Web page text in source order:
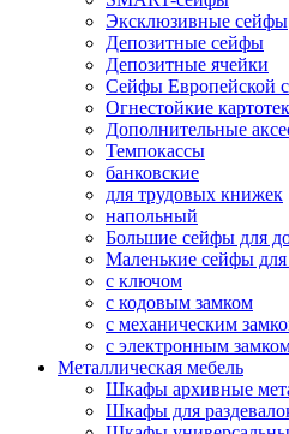
Эксклюзивные сейфы
Депозитные сейфы
Депозитные ячейки
Сейфы Европейской
Огнестойкие
Дополнительные
Темпокассы
банковские
для трудовых книжек
напольный
Большие сейфы для
Маленькие сейфы
с ключом
с кодовым замком
с механическим
с электронным
Металлическая мебель
Шкафы архивные
Шкафы для